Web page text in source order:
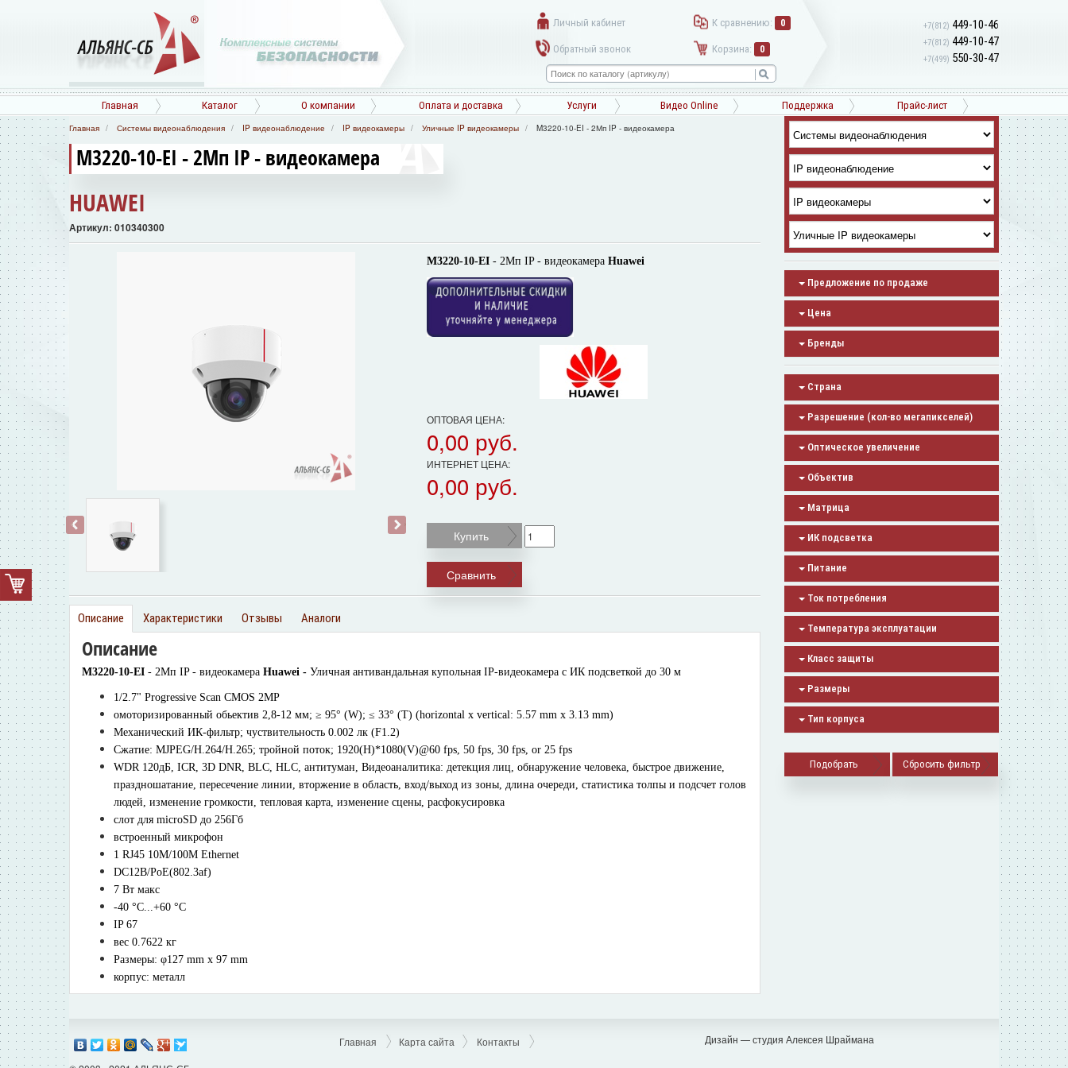
Личный кабинет К сравнению: 0
Обратный звонок Корзина: 0
+7(812) 449-10-46
+7(812) 449-10-47
+7(499) 550-30-47
Главная Каталог О компании Оплата и доставка Услуги Видео Online Поддержка Прайс-лист
Главная Системы видеонаблюдения IP видеонаблюдение IP видеокамеры Уличные IP видеокамеры M3220-10-EI - 2Мп IP - видеокамера
M3220-10-EI - 2Мп IP - видеокамера
HUAWEI
Артикул: 010340300
‹ ›
M3220-10-EI - 2Мп IP - видеокамера Huawei
ОПТОВАЯ ЦЕНА:
0,00 руб.
ИНТЕРНЕТ ЦЕНА:
0,00 руб.
Купить
Сравнить
Описание Характеристики Отзывы Аналоги
Описание
M3220-10-EI - 2Мп IP - видеокамера Huawei - Уличная антивандальная купольная IP-видеокамера с ИК подсветкой до 30 м
1/2.7" Progressive Scan CMOS 2MP
омоторизированный обьектив 2,8-12 мм; ≥ 95° (W); ≤ 33° (T) (horizontal x vertical: 5.57 mm x 3.13 mm)
Механический ИК-фильтр; чуствительность 0.002 лк (F1.2)
Сжатие: MJPEG/H.264/H.265; тройной поток; 1920(H)*1080(V)@60 fps, 50 fps, 30 fps, or 25 fps
WDR 120дБ, ICR, 3D DNR, BLC, HLC, антитуман, Видеоаналитика: детекция лиц, обнаружение человека, быстрое движение,
праздношатание, пересечение линии, вторжение в область, вход/выход из зоны, длина очереди, статистика толпы и подсчет голов
людей, изменение громкости, тепловая карта, изменение сцены, расфокусировка
cлот для microSD до 256Гб
встроенный микрофон
1 RJ45 10M/100M Ethernet
DC12В/PoE(802.3af)
7 Вт макс
-40 °C...+60 °C
IP 67
вес 0.7622 кг
Размеры: φ127 mm x 97 mm
корпус: металл
Предложение по продаже
Цена
Бренды
Страна
Разрешение (кол-во мегапикселей)
Оптическое увеличение
Объектив
Матрица
ИК подсветка
Питание
Ток потребления
Температура эксплуатации
Класс защиты
Размеры
Тип корпуса
Сбросить фильтр
Главная Карта сайта Контакты Дизайн — студия Алексея Шраймана